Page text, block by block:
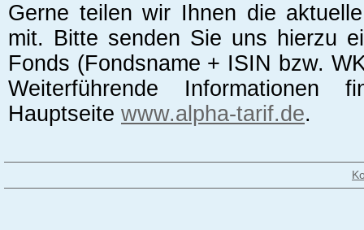
Gerne teilen wir Ihnen die
mit. Bitte senden Sie uns hierzu
Fonds (Fondsname + ISIN bzw.
Weiterführende
Hauptseite www.alpha-tarif.de.